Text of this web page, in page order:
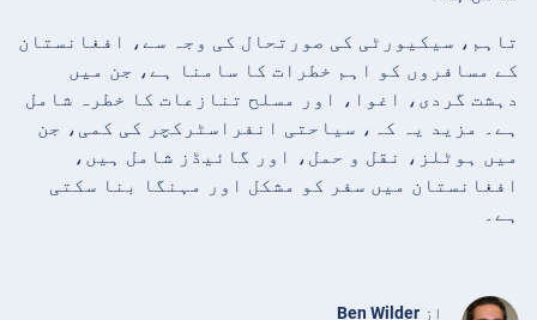
تاہم، سیکیورٹی کی صورتحال کی وجہ سے، افغانستان
کے مسافروں کو اہم خطرات کا سامنا ہے، جن میں
دہشت گردی، اغوا، اور مسلح تنازعات کا خطرہ شامل
ہے۔ مزید یہ کہ، سیاحتی انفراسٹرکچر کی کمی، جن
میں ہوٹلز، نقل و حمل، اور گائیڈز شامل ہیں،
افغانستان میں سفر کو مشکل اور مہنگا بنا سکتی
ہے۔
از Ben Wilder